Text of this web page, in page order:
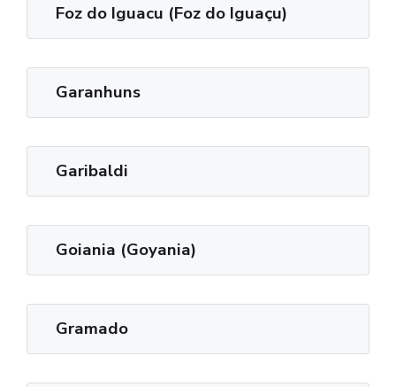
Foz do Iguacu (Foz do Iguaçu)
Garanhuns
Garibaldi
Goiania (Goyania)
Gramado